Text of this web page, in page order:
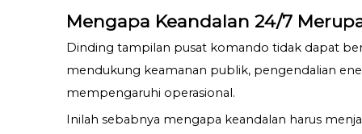
Mengapa Keandalan 24/7
Dinding tampilan pusat komando tidak dapat
mendukung keamanan publik, pengendalian
mempengaruhi operasional.
Inilah sebabnya mengapa keandalan harus